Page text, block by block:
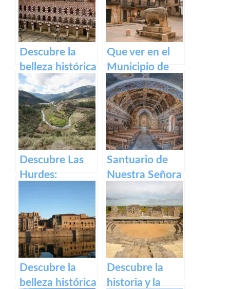
Descubre la
belleza histórica
y cultural de
Plaza Alta de
Badajoz
Que ver en el
Municipio de
Segura de Toro
en caceres
Descubre Las
Hurdes:
rincones
ocultos en
Cáceres
Santuario de
Nuestra Señora
Historia,
devoción y
turismo en
España
Descubre la
belleza histórica
Descubre la
historia y la